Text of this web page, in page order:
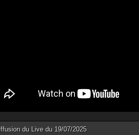
du Live du 19/07/2025